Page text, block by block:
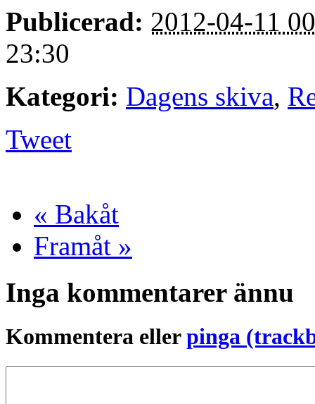
Publicerad: 2012-04-11
23:30
Kategori: Dagens skiva,
Tweet
« Bakåt
Framåt »
Inga kommentarer ännu
Kommentera ellerpinga